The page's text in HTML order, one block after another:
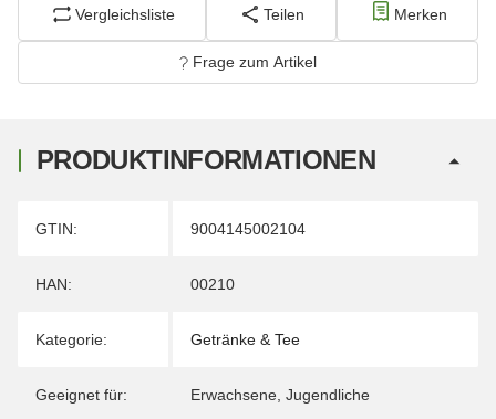
Vergleichsliste Teilen Merken
Frage zum Artikel
PRODUKTINFORMATIONEN
Produkteigenschaft
Wert
GTIN: 9004145002104
HAN: 00210
Kategorie: Getränke & Tee
Geeignet für: Erwachsene, Jugendliche